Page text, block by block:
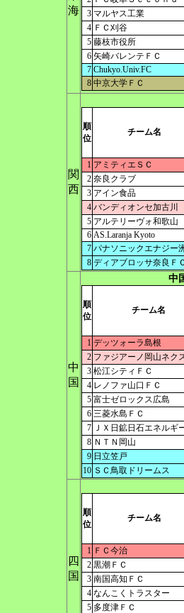
海
3 マルヤス工業
4 ＦＣ刈谷
5 藤枝市役所
6 矢崎バレンテＦＣ
7 Chukyo.Univ.FC
8 中京大学ＦＣ
関
西
順
位
チーム名
1 アミティエＳＣ
2 奈良クラブ
3 アイン食品
4 バンディオンセ加古川
5 アルテリーヴォ和歌山
6 AS.Laranja Kyoto
7 パナソニックエナジー
8 ディアブロッサ奈良ＦＣ
中
国
中
順
位
チーム名
1 デッツォーラ島根
2 ファジアーノ岡山ネク
3 松江シティＦＣ
4 レノファ山口ＦＣ
5 富士ゼロックス広島
6 三菱水島ＦＣ
7 ＪＸ日鉱日石エネルギ
8 ＮＴＮ岡山
9 日立笠戸
10 ＳＣ鳥取ドリームス
四
国
順
位
チーム名
1 ＦＣ今治
2 黒潮ＦＣ
3 南国高知ＦＣ
4 なんこくトラスター
5 多度津ＦＣ